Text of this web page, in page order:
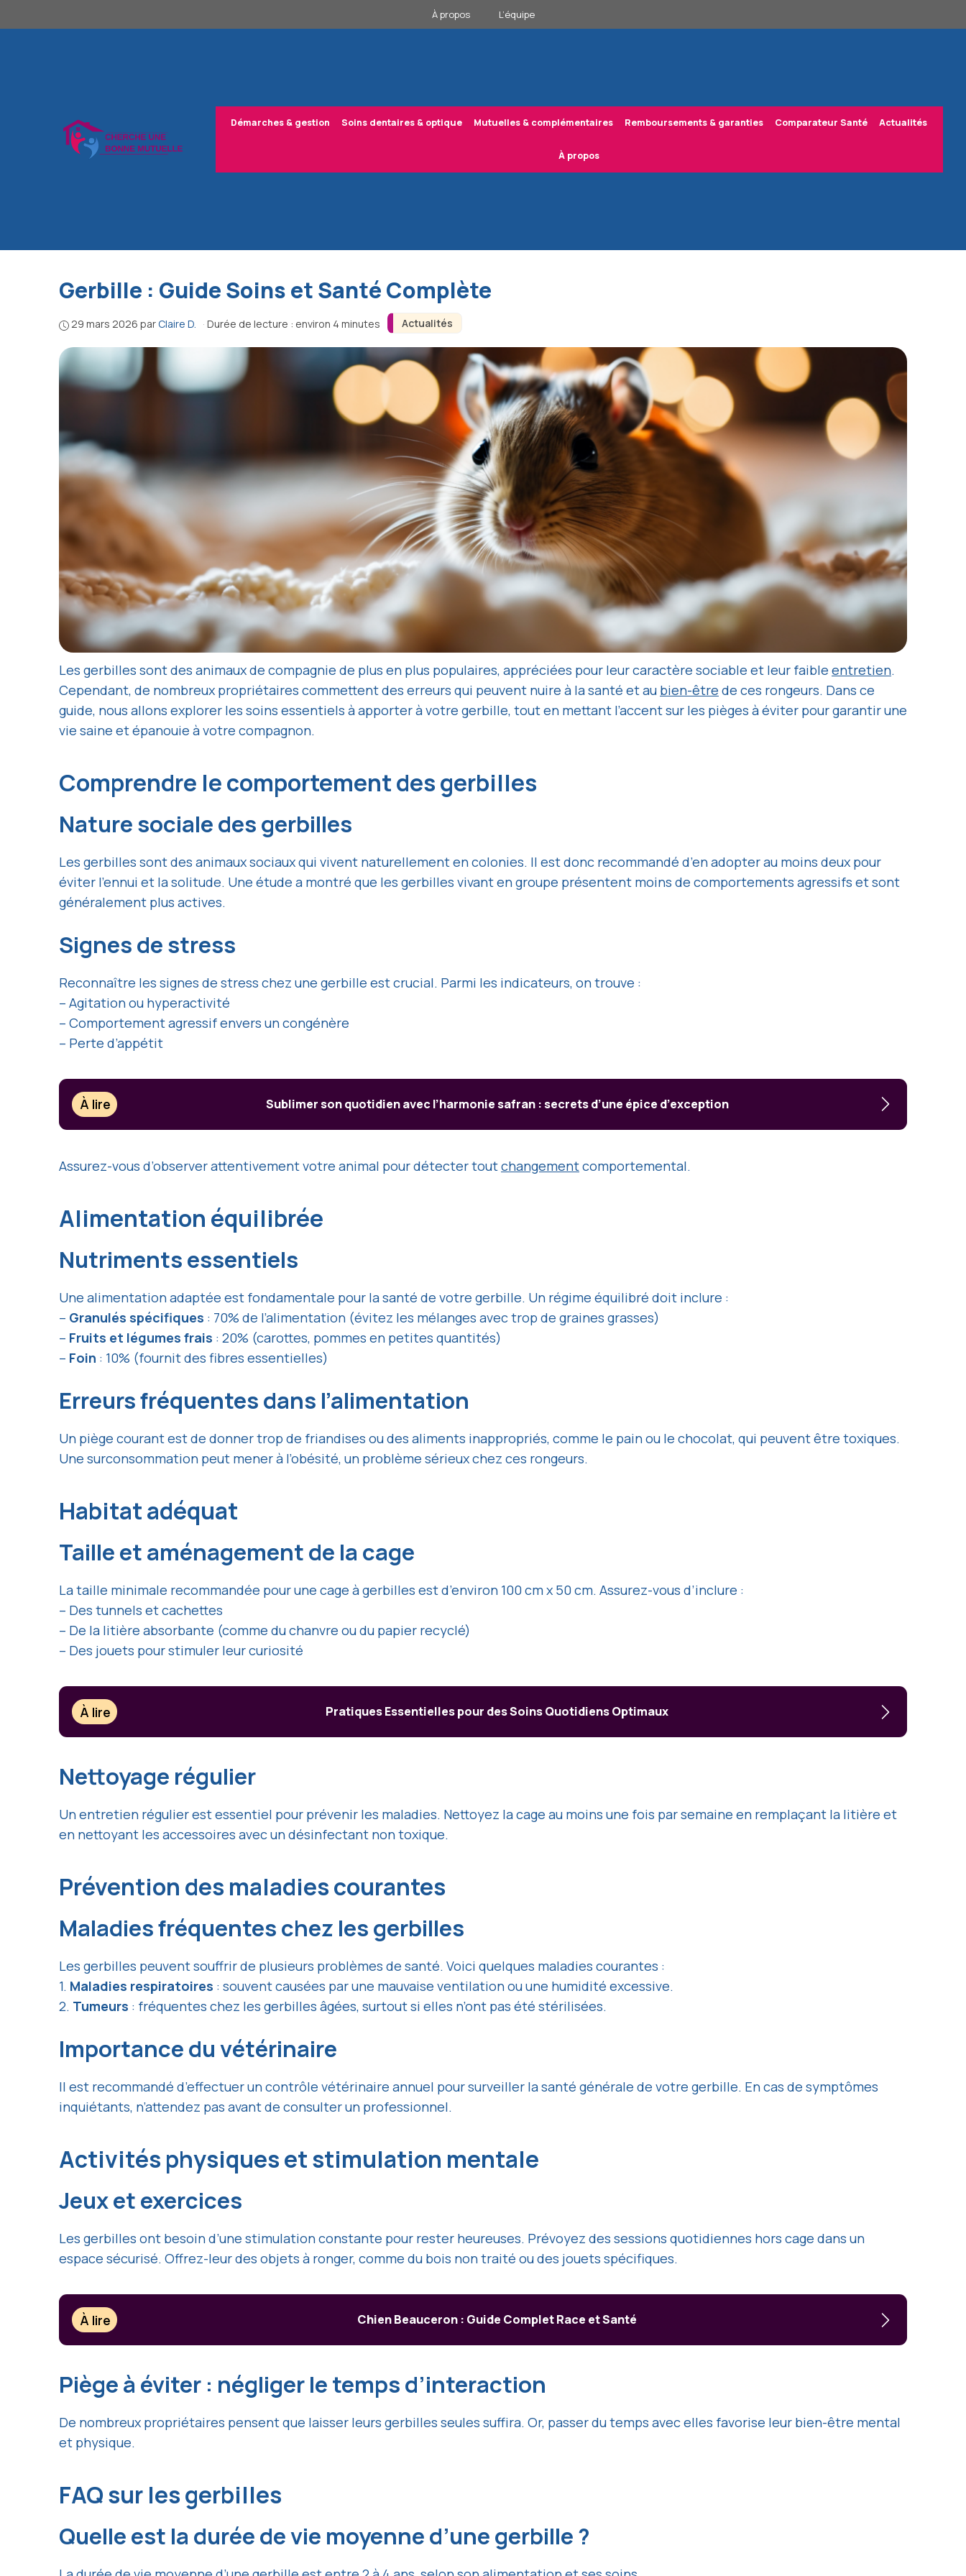
au
À propos L’équipe
Démarches & gestion Soins dentaires & optique Mutuelles & complémentaires Remboursements & garanties Comparateur Santé Actualités
À propos
Actualités
Gerbille : Guide Soins et Santé Complète
29 mars 2026 par Claire D. · Durée de lecture : environ 4 minutes
Les gerbilles sont des animaux de compagnie de plus en plus populaires, appréciées pour leur caractère sociable et leur faible entretien.
Cependant, de nombreux propriétaires commettent des erreurs qui peuvent nuire à la santé et au bien-être de ces rongeurs. Dans ce
guide, nous allons explorer les soins essentiels à apporter à votre gerbille, tout en mettant l’accent sur les pièges à éviter pour garantir une
vie saine et épanouie à votre compagnon.
Comprendre le comportement des gerbilles
Nature sociale des gerbilles
Les gerbilles sont des animaux sociaux qui vivent naturellement en colonies. Il est donc recommandé d’en adopter au moins deux pour
éviter l’ennui et la solitude. Une étude a montré que les gerbilles vivant en groupe présentent moins de comportements agressifs et sont
généralement plus actives.
Signes de stress
Reconnaître les signes de stress chez une gerbille est crucial. Parmi les indicateurs, on trouve :
– Agitation ou hyperactivité
– Comportement agressif envers un congénère
– Perte d’appétit
À lire Sublimer son quotidien avec l’harmonie safran : secrets d’une épice d’exception
Assurez-vous d’observer attentivement votre animal pour détecter toutchangementcomportemental.
Alimentation équilibrée
Nutriments essentiels
Une alimentation adaptée est fondamentale pour la santé de votre gerbille. Un régime équilibré doit inclure :
– Granulés spécifiques : 70% de l’alimentation (évitez les mélanges avec trop de graines grasses)
– Fruits et légumes frais : 20% (carottes, pommes en petites quantités)
– Foin : 10% (fournit des fibres essentielles)
Erreurs fréquentes dans l’alimentation
Un piège courant est de donner trop de friandises ou des aliments inappropriés, comme le pain ou le chocolat, qui peuvent être toxiques.
Une surconsommation peut mener à l’obésité, un problème sérieux chez ces rongeurs.
Habitat adéquat
Taille et aménagement de la cage
La taille minimale recommandée pour une cage à gerbilles est d’environ 100 cm x 50 cm. Assurez-vous d’inclure :
– Des tunnels et cachettes
– De la litière absorbante (comme du chanvre ou du papier recyclé)
– Des jouets pour stimuler leur curiosité
À lire Pratiques Essentielles pour des Soins Quotidiens Optimaux
Nettoyage régulier
Un entretien régulier est essentiel pour prévenir les maladies. Nettoyez la cage au moins une fois par semaine en remplaçant la litière et
en nettoyant les accessoires avec un désinfectant non toxique.
Prévention des maladies courantes
Maladies fréquentes chez les gerbilles
Les gerbilles peuvent souffrir de plusieurs problèmes de santé. Voici quelques maladies courantes :
1. Maladies respiratoires : souvent causées par une mauvaise ventilation ou une humidité excessive.
2. Tumeurs : fréquentes chez les gerbilles âgées, surtout si elles n’ont pas été stérilisées.
Importance du vétérinaire
Il est recommandé d’effectuer un contrôle vétérinaire annuel pour surveiller la santé générale de votre gerbille. En cas de symptômes
inquiétants, n’attendez pas avant de consulter un professionnel.
Activités physiques et stimulation mentale
Jeux et exercices
Les gerbilles ont besoin d’une stimulation constante pour rester heureuses. Prévoyez des sessions quotidiennes hors cage dans un
espace sécurisé. Offrez-leur des objets à ronger, comme du bois non traité ou des jouets spécifiques.
À lire Chien Beauceron : Guide Complet Race et Santé
Piège à éviter : négliger le temps d’interaction
De nombreux propriétaires pensent que laisser leurs gerbilles seules suffira. Or, passer du temps avec elles favorise leur bien-être mental
et physique.
FAQ sur les gerbilles
Quelle est la durée de vie moyenne d’une gerbille ?